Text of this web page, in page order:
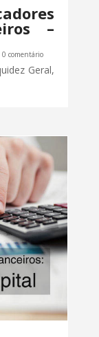
–
comentário
Geral,